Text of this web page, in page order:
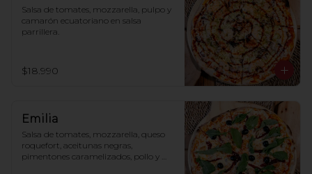
Salsa de tomates, mozzarella, pulpo y
camarón ecuatoriano en salsa
parrillera.
$18.990
Emilia
Salsa de tomates, mozzarella, queso
roquefort, aceitunas negras,
pimentones caramelizados, pollo y